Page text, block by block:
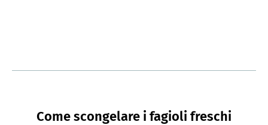
Come scongelare i fagioli freschi